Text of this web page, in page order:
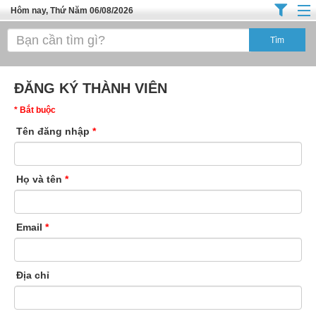
Hôm nay, Thứ Năm 06/08/2026
Trang chủ
Tuyển Sinh Đào Tạo
Ô Tô Xe Máy
Đồ Dùng Nội Ngoại Thất
Điện Tử Điện Máy
Làm Đẹp
Dịch Vụ
ĐĂNG KÝ THÀNH VIÊN
* Bắt buộc
Tên đăng nhập *
Họ và tên *
Email *
Địa chỉ